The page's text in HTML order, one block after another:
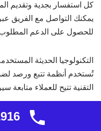
كل استفسار بجدية وتقديم
يمكنك التواصل مع الفريق عبر
للحصول على الدعم
التكنولوجيا الحديثة
تُستخدم أنظمة تتبع ورصد
التقنية تتيح للعملاء
الشركة تضع راحة العملاء